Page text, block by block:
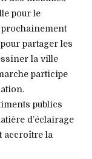
pour le
partager les
la ville
participe
publics
d’éclairage
accroître la